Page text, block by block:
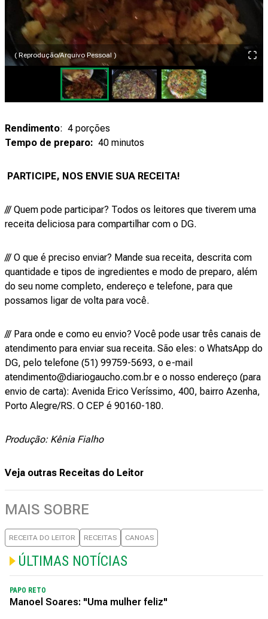
( Reprodução/Arquivo Pessoal )
Rendimento: 4 porções
Tempo de preparo: 40 minutos
PARTICIPE, NOS ENVIE SUA RECEITA!
/// Quem pode participar? Todos os leitores que tiverem uma
receita deliciosa para compartilhar com o DG.
/// O que é preciso enviar? Mande sua receita, descrita com
quantidade e tipos de ingredientes e modo de preparo, além
do seu nome completo, endereço e telefone, para que
possamos ligar de volta para você.
/// Para onde e como eu envio? Você pode usar três canais de
atendimento para enviar sua receita. São eles: o WhatsApp do
DG, pelo telefone (51) 99759-5693, o e-mail
atendimento@diariogaucho.com.br e o nosso endereço (para
envio de carta): Avenida Erico Veríssimo, 400, bairro Azenha,
Porto Alegre/RS. O CEP é 90160-180.
Produção: Kênia Fialho
Veja outras Receitas do Leitor
MAIS SOBRE
RECEITA DO LEITOR RECEITAS CANOAS
ÚLTIMAS NOTÍCIAS
PAPO RETO
Manoel Soares: "Uma mulher feliz"